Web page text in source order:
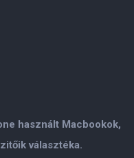
használt Macbookok,
választéka.